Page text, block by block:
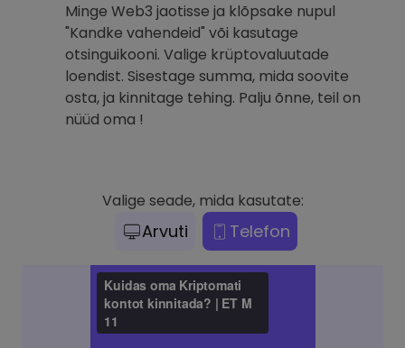
Minge Web3 jaotisse ja klõpsake nupul
"Kandke vahendeid" või kasutage
otsinguikooni. Valige krüptovaluutade
loendist. Sisestage summa, mida soovite
osta, ja kinnitage tehing. Palju õnne, teil on
nüüd oma !
Valige seade, mida kasutate:
Arvuti Telefon